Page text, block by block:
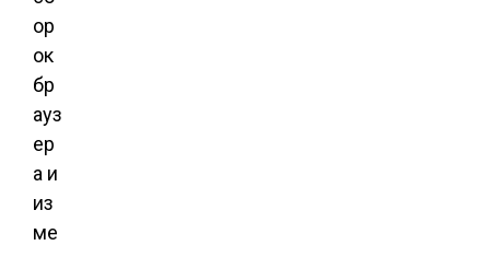
ор
ок
бр
ауз
ер
а и
из
ме